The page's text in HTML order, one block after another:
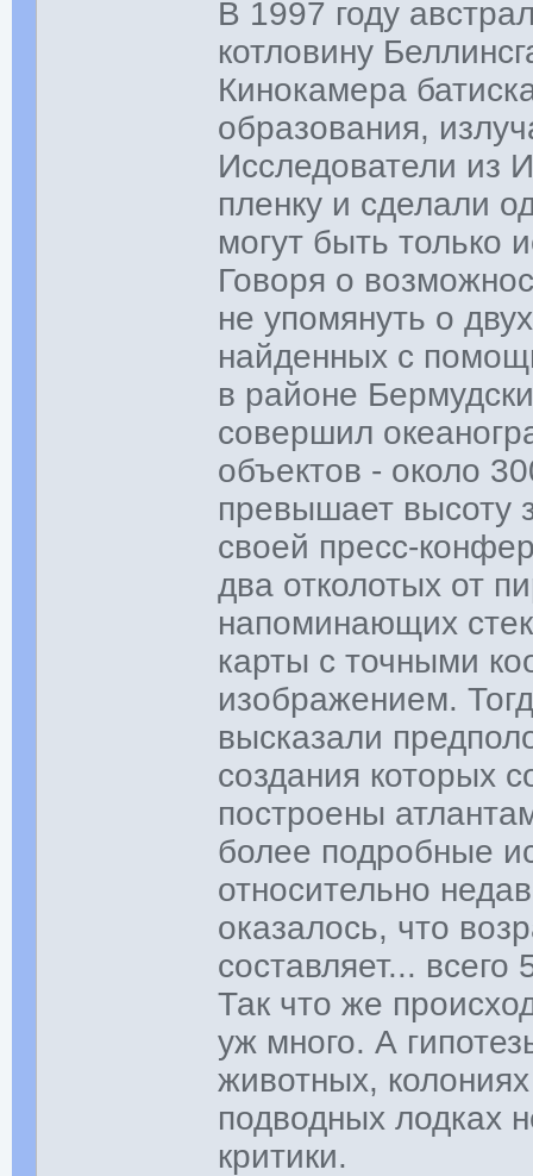
В 1997 году
котловину
Кинокамера
образования,
Исследователи из
пленку и сделали
могут быть только
Говоря о
не упомянуть о
найденных с
в районе
совершил
объектов - около
превышает высоту
своей пресс-
два отколотых от
напоминающих
карты с точными
изображением.
высказали
создания которых
построены
более подробные
относительно
оказалось, что
составляет... всего
Так что же
уж много. А
животных,
подводных лодках
критики.